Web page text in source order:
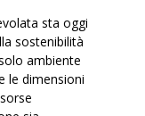
sta oggi
sostenibilità
ambiente
le dimensioni